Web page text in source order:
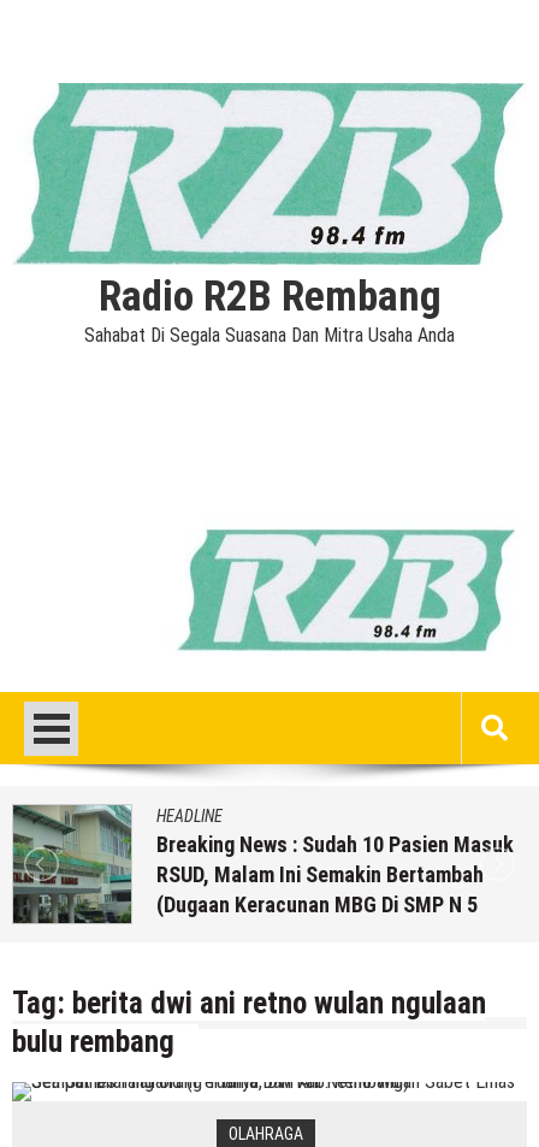
Radio R2B Rembang
Sahabat Di Segala Suasana Dan Mitra Usaha Anda
HEADLINE
Breaking News : Sudah 10 Pasien Masuk
RSUD, Malam Ini Semakin Bertambah
(Dugaan Keracunan MBG Di SMP N 5
Tag: berita dwi ani retno wulan ngulaan
bulu rembang
OLAHRAGA